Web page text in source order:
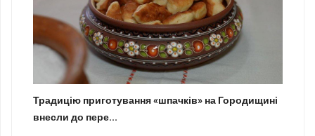
Традицію приготування «шпачків» на Городищині
внесли до пере...